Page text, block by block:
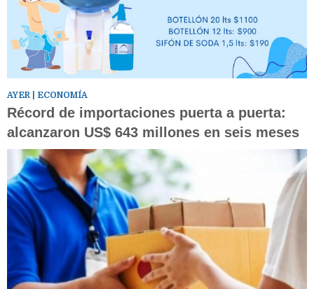
AYER | ECONOMÍA
Récord de importaciones puerta a puerta:
alcanzaron US$ 643 millones en seis meses